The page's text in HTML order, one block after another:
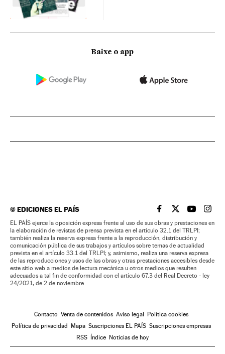
Baixe o app
©EDICIONES EL PAÍS EL PAÍS BRASIL EN
EL PAÍSEL PAÍS
EL
EL PAÍS ejerce la oposición expresa frente al uso de sus obras y prestaciones en
la elaboración de revistas de prensa prevista en el artículo 32.1 del TRLPI;
también realiza la reserva expresa frente a la reproducción, distribución y
comunicación pública de sus trabajos y artículos sobre temas de actualidad
prevista en el artículo 33.1 del TRLPI; y, asimismo, realiza una reserva expresa
de las reproducciones y usos de las obras y otras prestaciones accesibles desde
este sitio web a medios de lectura mecánica u otros medios que resulten
adecuados a tal fin de conformidad con el artículo 67.3 del Real Decreto - ley
24/2021, de 2 de noviembre
Contacto Venta de contenidos Aviso legal
Política cookies
Política de privacidad
Mapa Suscripciones EL PAÍS Suscripciones empresas
RSS
Índice Noticias de hoy